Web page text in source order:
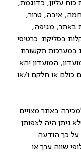
עליון, כדוגמת,
איבה, טרור,
באתר, מגיפה,
בסליקת כרטיסי
במערכות תקשורת
המועדון יהא
או חלקם ו/או
באתר מצויים
ניתן היה לצפותן
כך הודעה
שווה ערך או